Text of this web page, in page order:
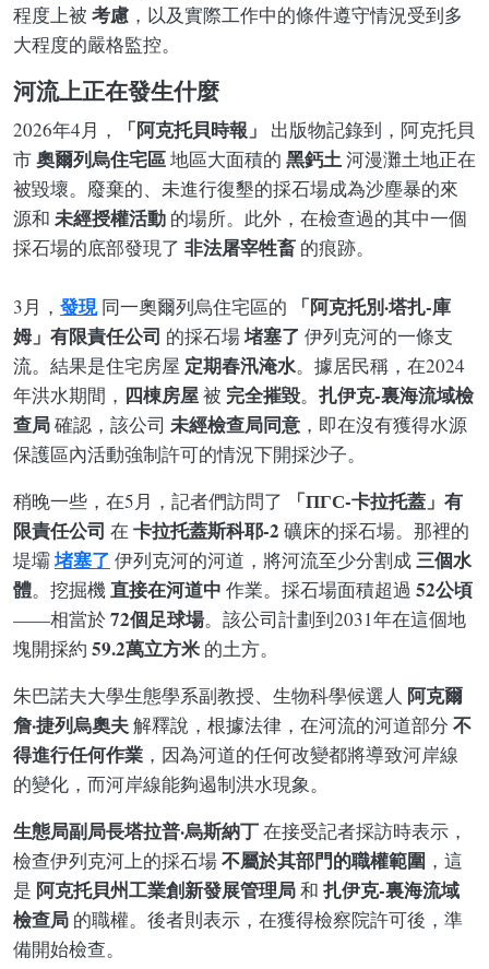
程度上被 考慮 ，以及實際工作中的條件遵守情況受到多
大程度的嚴格監控。
河流上正在發生什麼
2026年4月， 「阿克托貝時報」
出版物記錄到，阿克托貝
市奧爾列烏住宅區地區大面積的 黑鈣土河漫灘土地正在
被毀壞。廢棄的、未進行復墾的採石場成為沙塵暴的來
源和 未經授權活動 的場所。此外，在檢查過的其中一個
採石場的底部發現了 非法屠宰牲畜 的痕跡。
3月， 發現同一奧爾列烏住宅區的
「阿克托別·塔扎-庫
姆」有限責任公司 的採石場堵塞了 伊列克河的一條支
流。結果是住宅房屋 定期春汛淹水。據居民稱，在2024
年洪水期間， 四棟房屋被 完全摧毀。 扎伊克-裏海流域檢
查局確認，該公司 未經檢查局同意 ，即在沒有獲得水源
保護區內活動強制許可的情況下開採沙子。
稍晚一些，在5月，記者們訪問了
「ПГС-卡拉托蓋」有
限責任公司 在 卡拉托蓋斯科耶-2 礦床的採石場。那裡的
堤壩堵塞了 伊列克河的河道，將河流至少分割成三個水
體。挖掘機直接在河道中 作業。採石場面積超過 52公頃
——相當於72個足球場。該公司計劃到2031年在這個地
塊開採約 59.2萬立方米 的土方。
朱巴諾夫大學生態學系副教授、生物科學候選人 阿克爾
詹·捷列烏奧夫解釋說，根據法律，在河流的河道部分 不
得進行任何作業 ，因為河道的任何改變都將導致河岸線
的變化，而河岸線能夠遏制洪水現象。
生態局副局長塔拉普·烏斯納丁在接受記者採訪時表示，
檢查伊列克河上的採石場不屬於其部門的職權範圍 ，這
是 阿克托貝州工業創新發展管理局和 扎伊克-裏海流域
檢查局 的職權。後者則表示，在獲得檢察院許可後，準
備開始檢查。